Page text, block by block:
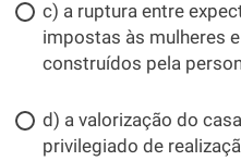
c) a ruptura entre
impostas às mulheres
construídos pela
d) a valorização do
privilegiado de